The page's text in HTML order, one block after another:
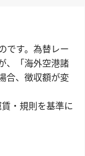
です。為替レー
、「海外空港諸
合、徴収額が変
・規則を基準に